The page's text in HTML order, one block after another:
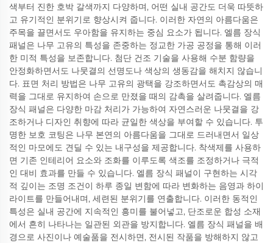
색부터 진한 호박 갈색까지 다양하며, 어떤 실내 공간도 더욱 따뜻하
고 유기적인 분위기로 향상시켜 줍니다. 이러한 자연의 아름다움은
주목을 끌면서도 우아함을 유지하는 중심 요소가 됩니다. 엘름 장식
패널은 나무 고유의 특성을 존중하는 정교한 가공 공정을 통해 이러
한 미적 특성을 보존합니다. 첨단 건조 기술을 사용해 수분 함량을
안정화하면서도 나뭇결의 선명도나 색상의 생동감을 해치지 않습니
다. 표면 처리 방법은 나무 고유의 광택을 강조하면서도 촉감상의 매
력을 그대로 유지하여 손으로 만졌을 때의 감촉을 살려줍니다. 엘름
장식 패널은 다양한 마감 처리가 가능하여 자연스러운 나뭇결을 강
조하거나 디자인 취향에 따라 균일한 색상을 부여할 수 있습니다. 투
명한 보호 코팅은 나무 본연의 아름다움을 그대로 드러내면서 일상
적인 마모에도 견딜 수 있는 내구성을 제공합니다. 착색제를 사용하
면 기존 인테리어 요소와 조화를 이루도록 색조를 조정하거나 극적
인 대비 효과를 만들 수 있습니다. 엘름 장식 패널이 구현하는 시각
적 깊이는 조명 조건이 하루 종일 변함에 따라 변화하는 음영과 하이
라이트를 만들어내며, 세련된 분위기를 연출합니다. 이러한 동적인
특성은 실내 공간에 지속적인 흥미를 불어넣고, 단조로운 합성 소재
에서 흔히 나타나는 일관된 외관을 방지합니다. 엘름 장식 패널을 배
경으로 사진이나 예술품을 전시하면, 전시된 작품을 방해하지 않고